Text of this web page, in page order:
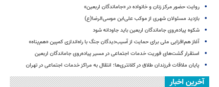
روایت حضور مرکز زنان و خانواده در «جاماندگان اربعین»
بازدید مسئولان شهری از موکب علی‌ابن موسی‌الرضا(ع)
شکوه پیاده‌روی جاماندگان اربعین باید جاودانه شود
آغاز هم‌افزایی ملی برای حمایت از آسیب‌دیدگان جنگ با راه‌اندازی کمپین «هم‌پناه»
استقرار گشت‌های فوریت خدمات اجتماعی در مسیر پیاده‌روی جاماندگان اربعین
پایان ملاقات فرزندان طلاق در کلانتری‌ها؛ انتقال به مراکز خدمات اجتماعی در تهران
آخرین اخبار